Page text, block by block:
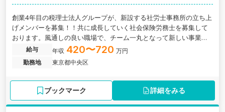
創業4年目の税理士法人グループが、新設する社労士事務所の立ち上
げメンバーを募集！！共に成長していく社会保険労務士を募集して
おります。風通しの良い職場で、チーム一丸となって新しい事業を
築き上げていきませんか。
給与 年収 420〜720 万円
勤務地
東京都中央区
ブックマーク 詳細をみる